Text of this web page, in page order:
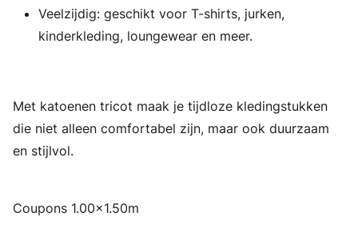
Veelzijdig: geschikt voor T-shirts, jurken,
kinderkleding, loungewear en meer.
Met katoenen tricot maak je tijdloze kledingstukken
die niet alleen comfortabel zijn, maar ook duurzaam
en stijlvol.
Coupons 1.00x1.50m